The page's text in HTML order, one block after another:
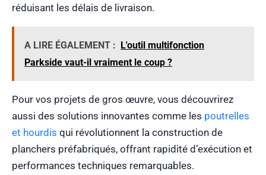
réduisant les délais de livraison.
A LIRE ÉGALEMENT : L'outil multifonction
Parkside vaut-il vraiment le coup ?
Pour vos projets de gros œuvre, vous découvrirez
aussi des solutions innovantes comme les poutrelles
et hourdis qui révolutionnent la construction de
planchers préfabriqués, offrant rapidité d’exécution et
performances techniques remarquables.